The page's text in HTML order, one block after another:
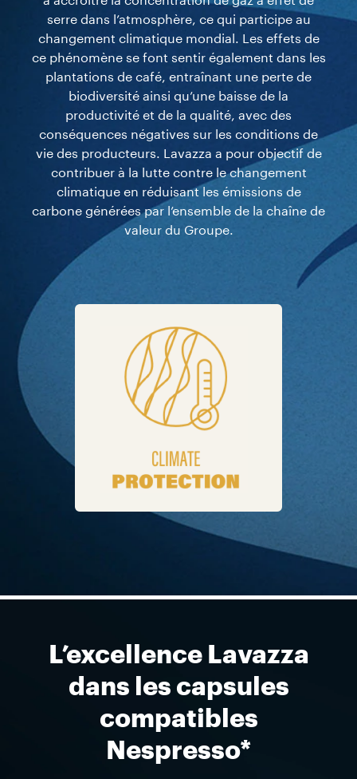
Plus de 125 ans d’expérience sur le terrain ont
appris à Lavazza à concentrer ses initiatives sur
la source du café, là où elle sait qu’elle peut avoir
une incidence significative et à long terme en
s’engageant et en soutenant les communautés
productrices de café. Par le biais de sa
Fondation, Lavazza joue un rôle actif dans les
projets de développement durable, qui aident les
producteurs de café à adopter les techniques
agricoles les plus appropriées afin de répondre
efficacement à l’impact du changement
climatique et de promouvoir les bonnes
pratiques pour la préservation des zones à haute
L’excellence Lavazza
dans les capsules
compatibles